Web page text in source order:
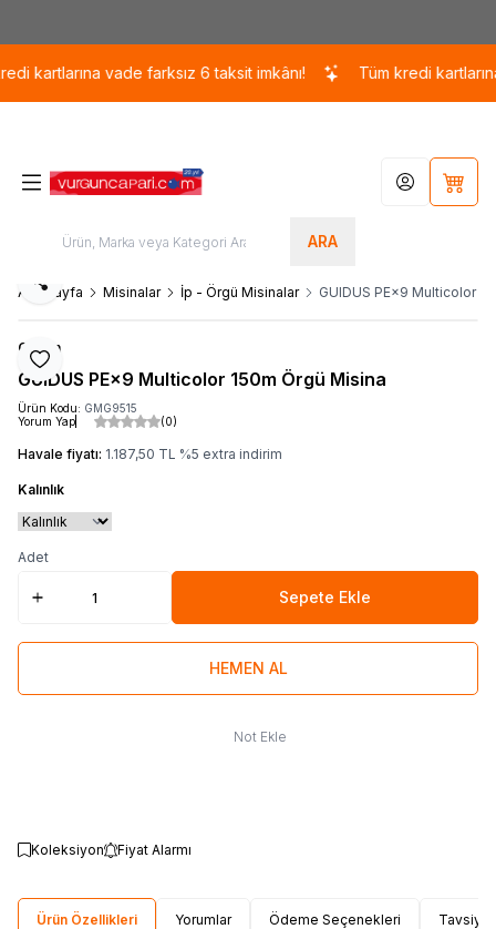
vade farksız 6 taksit imkânı! Tüm kredi kartlarına
ARA
Hesabım
Ana Sayfa Misinalar İp - Örgü Misinalar GUIDUS PE×9 Multicolor
Favoriye Ekle
Paylaş
Gosen
GUIDUS PE×9 Multicolor 150m Örgü Misina
Ürün Kodu: GMG9515
Yorum Yap
(0)
Havale fiyatı: 1.187,50 TL %5 extra indirim
Kalınlık
Adet
Sepete Ekle
HEMEN AL
Not Ekle
Koleksiyon Fiyat Alarmı
Ürün Özellikleri Yorumlar Ödeme Seçenekleri Tavsiye